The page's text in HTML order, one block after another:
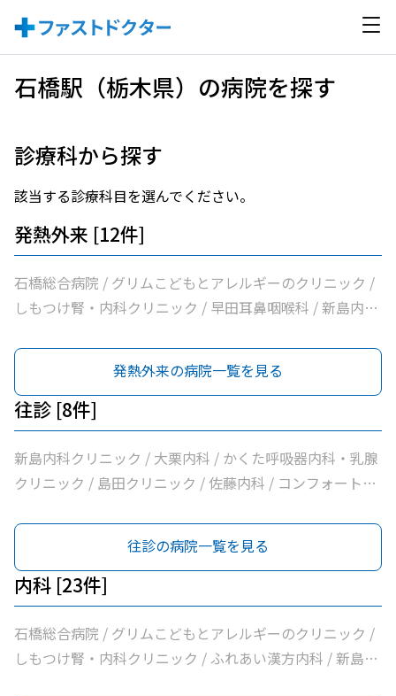
石橋駅（栃木県）の病院を探す
診療科から探す
該当する診療科目を選んでください。
発熱外来 [12件]
石橋総合病院 / グリムこどもとアレルギーのクリニック /
しもつけ腎・内科クリニック / 早田耳鼻咽喉科 / 新島内科
科・乳腺クリニック / 島田クリニック / 佐藤内科 / コンフ
ォート下野クリニック / ふじたクリニック
発熱外来の病院一覧を見る
往診 [8件]
新島内科クリニック / 大栗内科 / かくた呼吸器内科・乳腺
クリニック / 島田クリニック / 佐藤内科 / コンフォート下
さクリニック
往診の病院一覧を見る
内科 [23件]
石橋総合病院 / グリムこどもとアレルギーのクリニック /
しもつけ腎・内科クリニック / ふれあい漢方内科 / 新島内